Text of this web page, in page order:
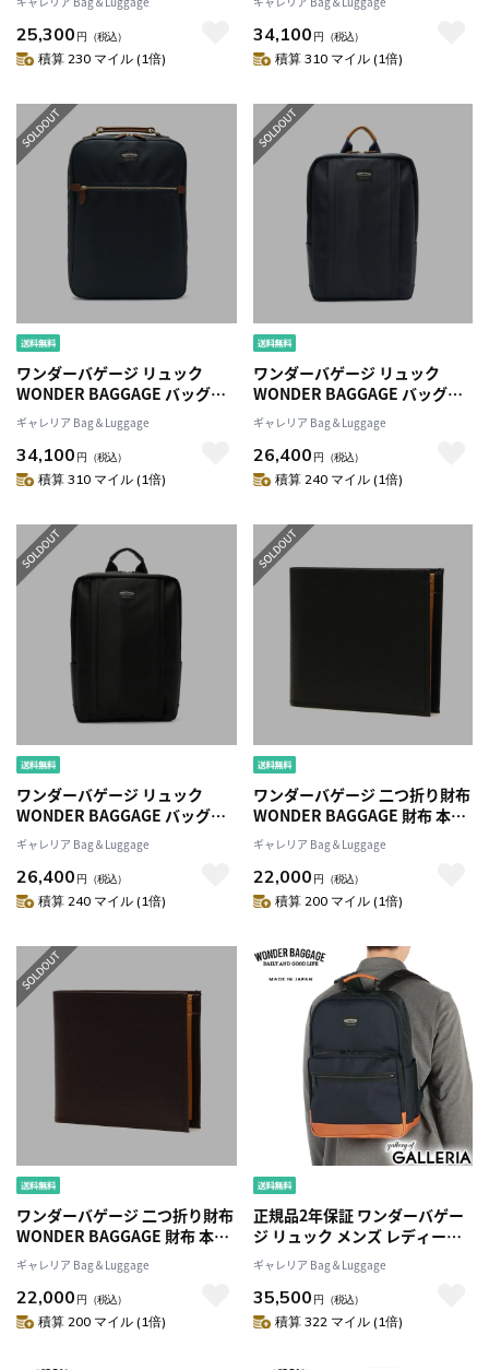
ドマンズスリムザックリュック
サック ビジネスバッグ A4 薄型
ノートPC 通勤 ビジネス ブラン
25,300 円 （税込）
積算 230 マイル (1倍)
SACKグッドマンズMGビジネス
サック リュックサック A4 ノー
トPC 通勤 ビジネス ブランド メ
34,100 円 （税込）
積算 310 マイル (1倍)
ワンダーバゲージ リュック
WONDER BAGGAGE バッグ
GOODMANS MG BUSINESS
SACKグッドマンズMGビジネス
サック リュックサック A4 ノー
トPC 通勤 ビジネス ブランド メ
ギャレリア Bag＆Luggage
34,100 円 （税込）
積算 310 マイル (1倍)
ワンダーバゲージ リュック
WONDER BAGGAGE バッグ
GOODMANS CITYTIME
SHIELD WRグッドマンズ リュ
ックサック ビジネスバッグ A4
防水 撥水 通勤 ビジネス ブラン
ギャレリア Bag＆Luggage
26,400 円 （税込）
積算 240 マイル (1倍)
ワンダーバゲージ リュック
WONDER BAGGAGE バッグ
GOODMANS CITYTIME
SHIELD WRグッドマンズ リュ
ックサック ビジネスバッグ A4
防水 撥水 通勤 ビジネス ブラン
ギャレリア Bag＆Luggage
26,400 円 （税込）
積算 240 マイル (1倍)
ワンダーバゲージ 二つ折り財布
WONDER BAGGAGE 財布 本革
ミニ財布 薄型 小銭入れ 小さい
メンズ 日本製 WB-A-010
ギャレリア Bag＆Luggage
22,000 円 （税込）
積算 200 マイル (1倍)
ワンダーバゲージ 二つ折り財布
WONDER BAGGAGE 財布 本革
ミニ財布 薄型 小銭入れ 小さい
メンズ 日本製 WB-A-010
ギャレリア Bag＆Luggage
22,000 円 （税込）
積算 200 マイル (1倍)
正規品2年保証 ワンダーバゲー
ジ リュック メンズ レディース
大容量 おしゃれ WONDER
BAGGAGE ビジネス 通勤 レザ
ー 革 本革 お洒落 ビジネスリュ
ック A4 PC PC収納 ナイロン
ギャレリア Bag＆Luggage
35,500 円 （税込）
積算 322 マイル (1倍)